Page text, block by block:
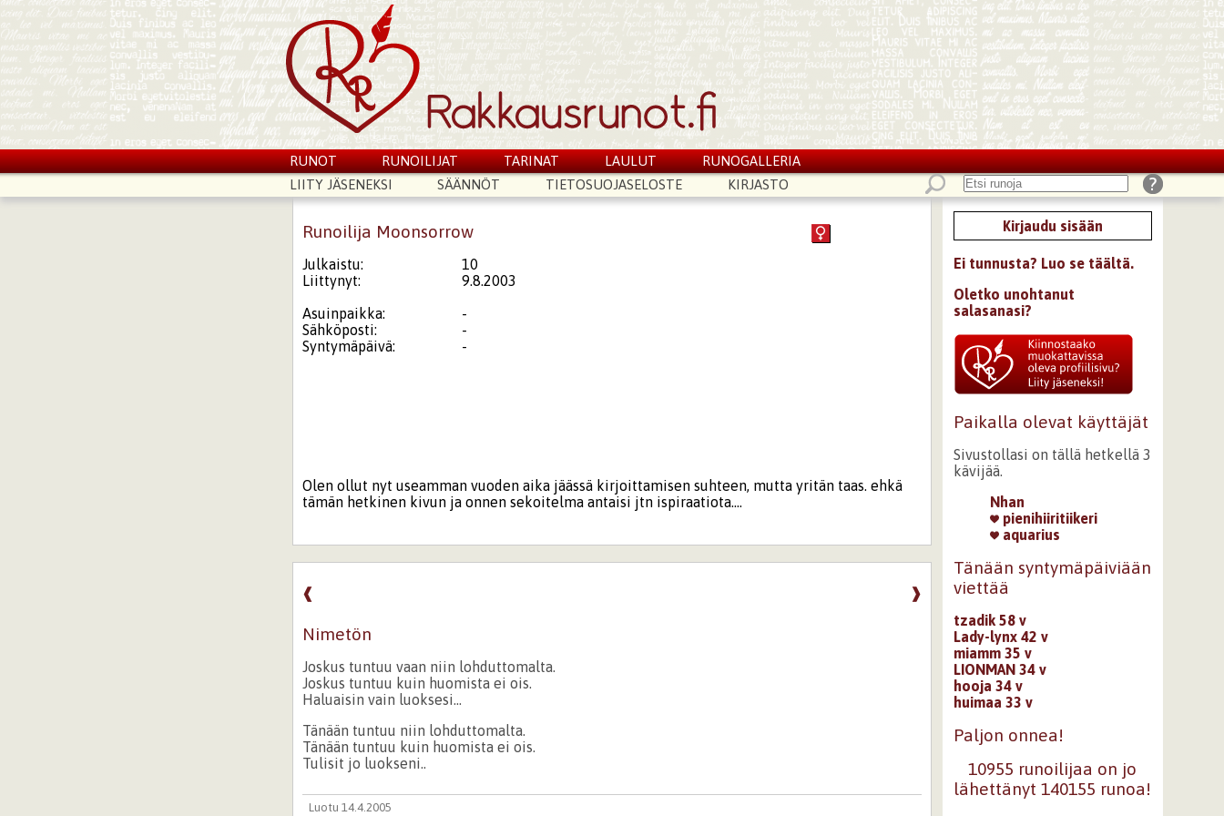
RUNOT RUNOILIJAT TARINAT LAULUT
RUNOGALLERIA
LIITY JÄSENEKSI
SÄÄNNÖT TIETOSUOJASELOSTE KIRJASTO
Runoilija Moonsorrow
Julkaistu:
10
Liittynyt:
9.8.2003
Asuinpaikka:
-
Sähköposti:
-
Syntymäpäivä:
-
Olen ollut nyt useamman vuoden aika jäässä kirjoittamisen suhteen, mutta yritän taas. ehkä
tämän hetkinen kivun ja onnen sekoitelma antaisi jtn ispiraatiota....
❱
❰
Nimetön
Joskus tuntuu vaan niin lohduttomalta.
Joskus tuntuu kuin huomista ei ois.
Haluaisin vain luoksesi...
Tänään tuntuu niin lohduttomalta.
Tänään tuntuu kuin huomista ei ois.
Tulisit jo luokseni..
Luotu 14.4.2005
Kirjaudu sisään
Ei tunnusta? Luo se täältä.
Oletko unohtanut
salasanasi?
Paikalla olevat käyttäjät
Sivustollasi on tällä hetkellä 3
kävijää.
Nhan
pienihiiritiikeri
aquarius
Tänään syntymäpäiviään
viettää
tzadik 58 v
Lady-lynx 42 v
miamm 35 v
LIONMAN 34 v
hooja 34 v
huimaa 33 v
Paljon onnea!
10955 runoilijaa on jo
lähettänyt 140155 runoa!